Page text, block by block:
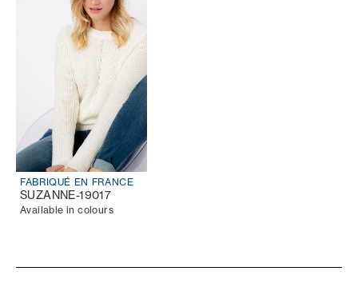
FABRIQUÉ EN FRANCE
SUZANNE-19017
Available in colours